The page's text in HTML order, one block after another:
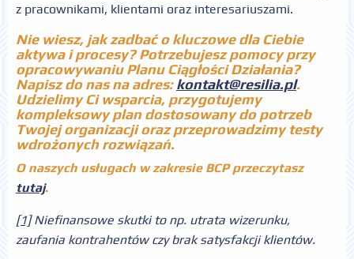
z pracownikami, klientami oraz interesariuszami.
Nie wiesz, jak zadbać o kluczowe dla Ciebie
aktywa i procesy? Potrzebujesz pomocy przy
opracowywaniu Planu Ciągłości Działania?
Napisz do nas na adres:kontakt@resilia.pl.
Udzielimy Ci wsparcia, przygotujemy
kompleksowy plan dostosowany do potrzeb
Twojej organizacji oraz przeprowadzimy testy
wdrożonych rozwiązań.
O naszych usługach w zakresie BCP przeczytasz
tutaj.
[1]Niefinansowe skutki to np. utrata wizerunku,
zaufania kontrahentów czy brak satysfakcji klientów.